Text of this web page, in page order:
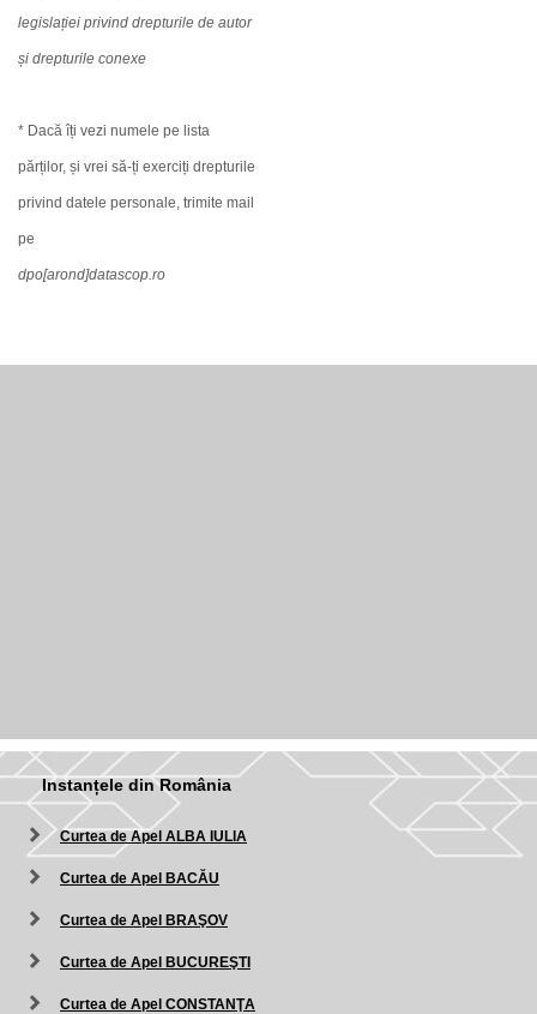
legislației privind drepturile de autor
și drepturile conexe
* Dacă îți vezi numele pe lista
părților, și vrei să-ți exerciți drepturile
privind datele personale, trimite mail
pe
dpo[arond]datascop.ro
Instanțele din România
Curtea de Apel ALBA IULIA
Curtea de Apel BACĂU
Curtea de Apel BRAŞOV
Curtea de Apel BUCUREŞTI
Curtea de Apel CONSTANŢA